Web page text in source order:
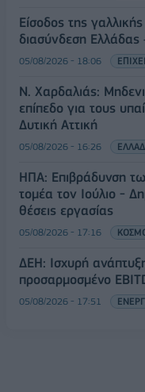
Είσοδος της
διασύνδεση
05/08/2026 - 18:06
Ν. Χαρδαλιάς:
επίπεδο για τους
Δυτική Αττική
05/08/2026 - 16:26
ΗΠΑ: Επιβράδυνση
τομέα τον Ιούλιο -
θέσεις εργασίας
05/08/2026 - 17:16
ΔΕΗ: Ισχυρή
προσαρμοσμένο
05/08/2026 - 17:51